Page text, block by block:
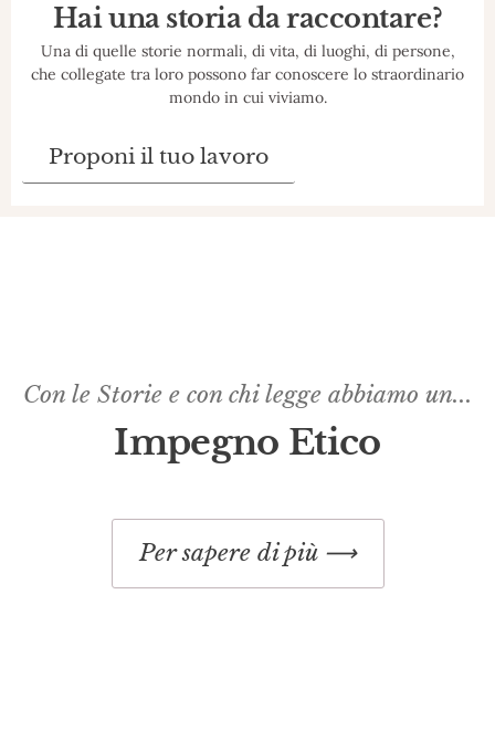
Hai una storia da raccontare?
Una di quelle storie normali, di vita, di luoghi, di persone,
che collegate tra loro possono far conoscere lo straordinario
mondo in cui viviamo.
Proponi il tuo lavoro
Con le Storie e con chi legge abbiamo un...
Impegno Etico​
Per sapere di più ⟶